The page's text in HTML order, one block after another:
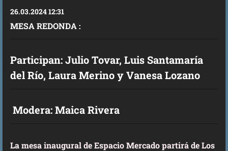
26.03.2024 12:31
MESA REDONDA :
Participan: Julio Tovar, Luis Santamaría
del Río, Laura Merino y Vanesa Lozano
Modera: Maica Rivera
La mesa inaugural de Espacio Mercado partirá de Los